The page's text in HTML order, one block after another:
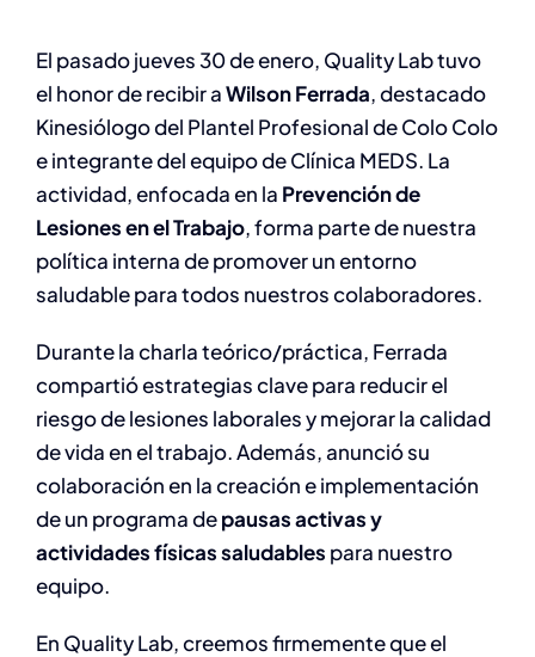
El pasado jueves 30 de enero, Quality Lab tuvo
el honor de recibir aWilson Ferrada, destacado
Kinesiólogo del Plantel Profesional de Colo Colo
e integrante del equipo de Clínica MEDS. La
actividad, enfocada en la Prevención de
Lesiones en el Trabajo, forma parte de nuestra
política interna de promover un entorno
saludable para todos nuestros colaboradores.
Durante la charla teórico/práctica, Ferrada
compartió estrategias clave para reducir el
riesgo de lesiones laborales y mejorar la calidad
de vida en el trabajo. Además, anunció su
colaboración en la creación e implementación
de un programa depausas activas y
actividades físicas saludables para nuestro
equipo.
En Quality Lab, creemos firmemente que el